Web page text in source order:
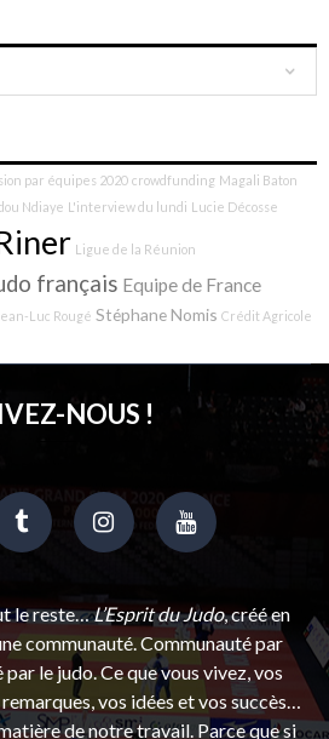
par équipes 2020 crowdfunding Magali Baton
Ndiaye L'interview du lundi Lucie Décosse
Ligue de la Réunion
français Equipe de France
Luc Rougé Stéphane Nomis Crédit Agricole
NOUS !
le reste…L’Esprit du Judo, créé en
communauté. Communauté par
par le judo. Ce que vous vivez, vos
vos idées et vos succès…
de notre travail. Parce que si